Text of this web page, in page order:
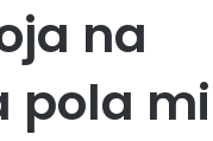
na
pola